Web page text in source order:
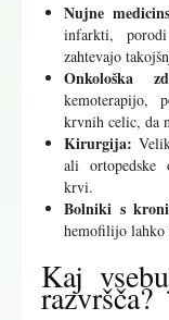
Nujne
infarkti,
zahtevajo
Onkološka
kemoterapijo,
krvnih celic, da
Kirurgija:
ali ortopedske
krvi.
Bolniki s
hemofilijo lahko
Kaj
razvršča?